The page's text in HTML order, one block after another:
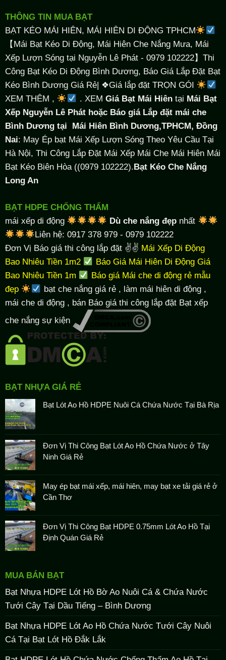
THÔNG TIN MUA BẠT
BẠT KÉO MÁI HIÊN, MÁI HIÊN DI ĐỘNG TPHCM
【Mái Bạt Kéo Di Động, Mái Hiên Che Nắng Mưa, Mái
Xếp Lượn Sóng tại Nguyễn Lê Phát - 0979 102222】Thi
Công Bạt Kéo Di Động Bình Dương, Báo Giá Lắp Đặt Bạt
Kéo Bình Dương Giá Rẻ| ❖Giá lắp đặt TRỌN GÓI
XEM THÊM ,
. XEM Giá Bạt Mái Hiêntại Mái Bạt
Xếp Nguyễn Lê Phát hoặc Báo giá Lắp đặt mái che
Bình Dương tại Mái Hiên Bình Dương,TPHCM, Đồng
Nai: May Ép bạt Mái Xếp Lượn Sóng Theo Yêu Cầu Tại
Hà Nội, Thi Công Lắp Đặt Mái Xếp Mái Che Mái Hiên Mái
Bạt Kéo Biên Hòa ((0979 102222).Bạt Kéo Che Nắng
Long An
BẠT HDPE CHỐNG THẤM
mái xếp di động Dù che nắng đẹp nhất
Liên hệ: 0917 378 979 - 0979 102222
Đơn Vị Báo giá thi công lắp đặt ✌✌ Mái Xếp Di Động
Bao Nhiêu Tiền 1m2
Báo Giá Mái Hiên Di Động Giá
Bao Nhiêu Tiền 1m
Báo giá Mái che di động rẻ mẫu
đẹp
bạt che nắng giá rẻ, làm mái hiên di động,
mái che di động , bán Báo giá thi công lắp đặt Bạt xếp
che nắng sự kiện
BẠT NHỰA GIÁ RẺ
Bạt Lót Ao Hồ HDPE Nuôi Cá Chứa Nước Tại Bà Rịa
Đơn Vị Thi Công Bạt Lót Ao Hồ Chứa Nước ở Tây
Ninh Giá Rẻ
May ép bạt mái xếp, mái hiên, may bạt xe tải giá rẻ ở
Cần Thơ
Đơn Vị Thi Công Bạt HDPE 0.75mm Lót Ao Hồ Tại
Định Quán Giá Rẻ
MUA BÁN BẠT
Bạt Nhựa HDPE Lót Hồ Bờ Ao Nuôi Cá & Chứa Nước
Tưới Cây Tại Dầu Tiếng – Bình Dương
Bạt Nhựa HDPE Lót Ao Hồ Chứa Nước Tưới Cây Nuôi
Cá Tại Bạt Lót Hồ Đắk Lắk